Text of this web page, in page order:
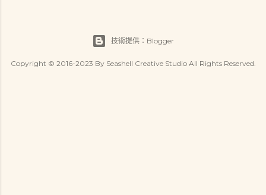
技術提供：Blogger
Copyright © 2016-2023 By Seashell Creative Studio All Rights Reserved.